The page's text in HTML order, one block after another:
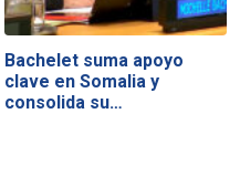
Bachelet suma apoyo
clave en Somalia y
consolida su…